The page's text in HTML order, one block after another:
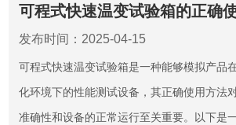
可程式快速温变试验箱的正确
发布时间：2025-04-15
可程式快速温变试验箱是一种能够模拟产品
化环境下的性能测试设备，其正确使用方法
准确性和设备的正常运行至关重要。以下是